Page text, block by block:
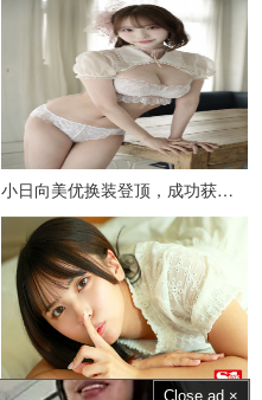
Close ad ×
小日向美优换装登顶，成功获得第一名！